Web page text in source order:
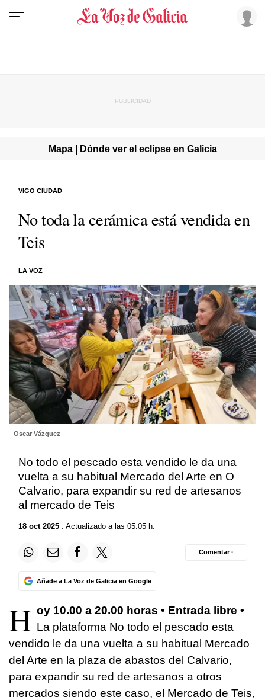
Mapa | Dónde ver el eclipse en Galicia
No toda la cerámica está vendida en
Teis
LA VOZ
VIGO CIUDAD
Oscar Vázquez
No todo el pescado esta vendido le da una
vuelta a su habitual Mercado del Arte en O
Calvario, para expandir su red de artesanos
al mercado de Teis
18 oct 2025 . Actualizado a las 05:05 h.
Añade a La Voz de Galicia en Google
Comentar ·
H oy 10.00 a 20.00 horas • Entrada libre •
La plataforma No todo el pescado esta
vendido le da una vuelta a su habitual Mercado
del Arte en la plaza de abastos del Calvario,
para expandir su red de artesanos a otros
mercados siendo este caso, el Mercado de Teis,